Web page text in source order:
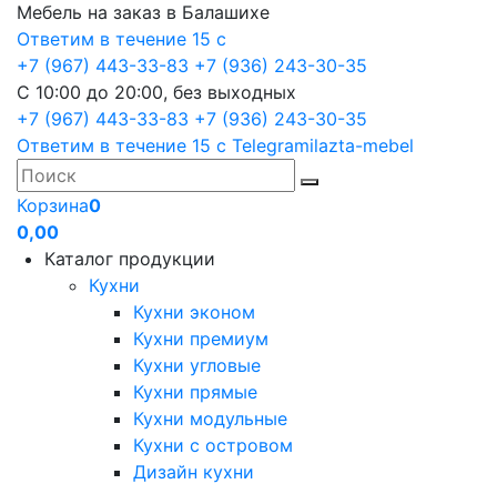
Мебель на заказ в Балашихе
Ответим в течение 15 с
+7 (967) 443-33-83 +7 (936) 243-30-35
С 10:00 до 20:00, без выходных
+7 (967) 443-33-83 +7 (936) 243-30-35
Ответим в течение 15 с Telegramilazta-mebel
Корзина0
0,00
Каталог продукции
Кухни
Кухни эконом
Кухни премиум
Кухни угловые
Кухни прямые
Кухни модульные
Кухни с островом
Дизайн кухни